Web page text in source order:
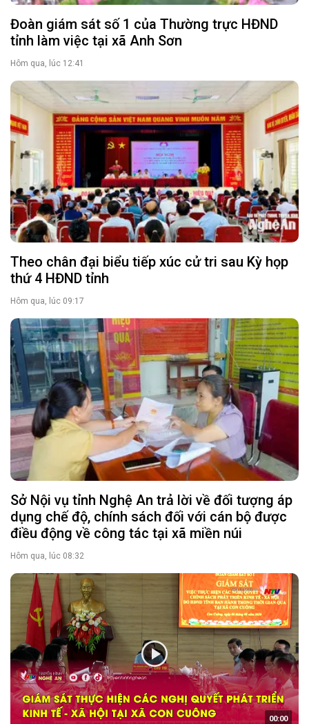
Đoàn giám sát số 1 của Thường trực HĐND
tỉnh làm việc tại xã Anh Sơn
Hôm qua, lúc 12:41
Theo chân đại biểu tiếp xúc cử tri sau Kỳ họp
thứ 4 HĐND tỉnh
Hôm qua, lúc 09:17
Sở Nội vụ tỉnh Nghệ An trả lời về đối tượng áp
dụng chế độ, chính sách đối với cán bộ được
điều động về công tác tại xã miền núi
Hôm qua, lúc 08:32
00:00